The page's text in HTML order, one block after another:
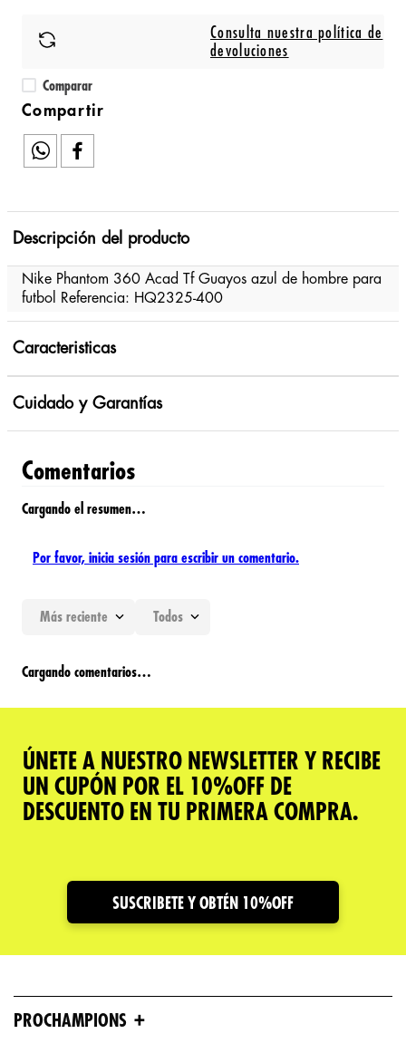
Consulta nuestra política de
devoluciones
Comparar
Descripción del producto
Nike Phantom 360 Acad Tf Guayos azul de hombre para
futbol Referencia: HQ2325-400
Caracteristicas
Cuidado y Garantías
Comentarios
Cargando el resumen…
Por favor, inicia sesión para escribir un comentario.
Más reciente Todos
Cargando comentarios…
ÚNETE A NUESTRO NEWSLETTER Y RECIBE
UN CUPÓN POR EL 10%OFF DE
DESCUENTO EN TU PRIMERA COMPRA.
SUSCRIBETE Y OBTÉN 10%OFF
PROCHAMPIONS +